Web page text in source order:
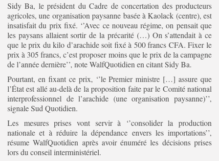
Sidy Ba, le président du Cadre de concertation des producteurs
agricoles, une organisation paysanne basée à Kaolack (centre), est
insatisfait du prix fixé. ‘’Avec ce nouveau régime, on pensait que
les paysans allaient sortir de la précarité (…) On s’attendait à ce
que le prix du kilo d’arachide soit fixé à 500 francs CFA. Fixer le
prix à 305 francs, c’est proposer moins que le prix de la campagne
de l’année dernière’’, note WalfQuotidien en citant Sidy Ba.
Pourtant, en fixant ce prix, ‘’le Premier ministre […] assure que
l’État est allé au-delà de la proposition faite par le Comité national
interprofessionnel de l’arachide (une organisation paysanne)’’,
signale Sud Quotidien.
Les mesures prises vont servir à ‘’consolider la production
nationale et à réduire la dépendance envers les importations’’,
résume WalfQuotidien après avoir énuméré les décisions prises
lors du conseil interministériel.